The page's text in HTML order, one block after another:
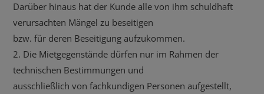
Darüber hinaus hat der Kunde alle von ihm schuldhaft
verursachten Mängel zu beseitigen
bzw. für deren Beseitigung aufzukommen.
2. Die Mietgegenstände dürfen nur im Rahmen der
technischen Bestimmungen und
ausschließlich von fachkundigen Personen aufgestellt,